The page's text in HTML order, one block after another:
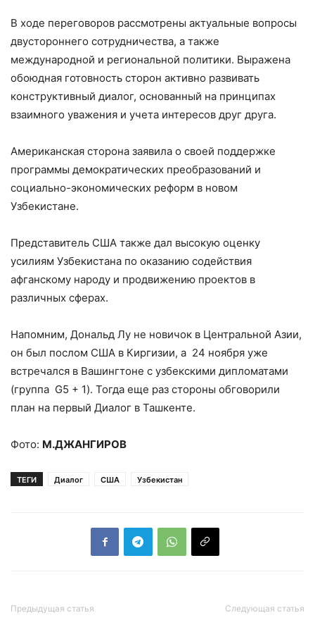
В ходе переговоров рассмотрены актуальные вопросы
двустороннего сотрудничества, а также
международной и региональной политики. Выражена
обоюдная готовность сторон активно развивать
конструктивный диалог, основанный на принципах
взаимного уважения и учета интересов друг друга.
Американская сторона заявила о своей поддержке
программы демократических преобразований и
социально-экономических реформ в новом
Узбекистане.
Представитель США также дал высокую оценку
усилиям Узбекистана по оказанию содействия
афганскому народу и продвижению проектов в
различных сферах.
Напомним, Дональд Лу не новичок в Центральной Азии,
он был послом США в Киргизии, а 24 ноября уже
встречался в Вашингтоне с узбекскими дипломатами
(группа G5 + 1). Тогда еще раз стороны обговорили
план на первый Диалог в Ташкенте.
Фото: М.ДЖАНГИРОВ
ТЕГИ Диалог США Узбекистан
Предыдущая статья Следующая статья